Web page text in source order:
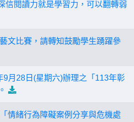
信閱讀力就是學習力，可以翻轉弱
文比賽，請轉知鼓勵學生踴躍參
月28日(星期六)辦理之「113年彰
情緒行為障礙案例分享與危機處